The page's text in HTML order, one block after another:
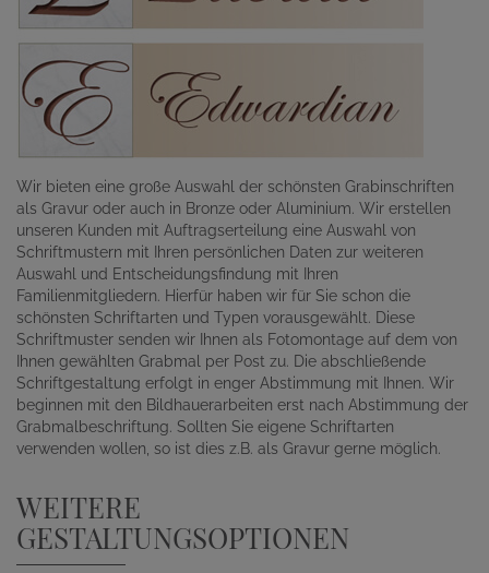
Wir bieten eine große Auswahl der schönsten Grabinschriften
als Gravur oder auch in Bronze oder Aluminium. Wir erstellen
unseren Kunden mit Auftragserteilung eine Auswahl von
Schriftmustern mit Ihren persönlichen Daten zur weiteren
Auswahl und Entscheidungsfindung mit Ihren
Familienmitgliedern. Hierfür haben wir für Sie schon die
schönsten Schriftarten und Typen vorausgewählt. Diese
Schriftmuster senden wir Ihnen als Fotomontage auf dem von
Ihnen gewählten Grabmal per Post zu. Die abschließende
Schriftgestaltung erfolgt in enger Abstimmung mit Ihnen. Wir
beginnen mit den Bildhauerarbeiten erst nach Abstimmung der
Grabmalbeschriftung. Sollten Sie eigene Schriftarten
verwenden wollen, so ist dies z.B. als Gravur gerne möglich.
WEITERE
GESTALTUNGSOPTIONEN